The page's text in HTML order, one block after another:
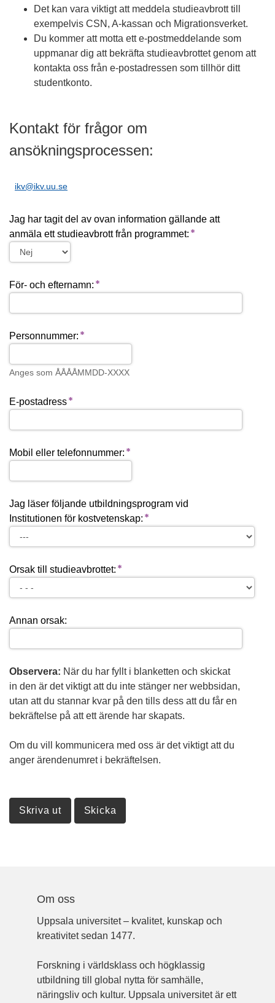
Det kan vara viktigt att meddela studieavbrott till
exempelvis CSN, A-kassan och Migrationsverket.
Du kommer att motta ett e-postmeddelande som
uppmanar dig att bekräfta studieavbrottet genom att
kontakta oss från e-postadressen som tillhör ditt
studentkonto.
Kontakt för frågor om
ansökningsprocessen:
ikv@ikv.uu.se
Jag har tagit del av ovan information gällande att
anmäla ett studieavbrott från programmet:
För- och efternamn:
Personnummer:
Anges som ÅÅÅÅMMDD-XXXX
E-postadress
Mobil eller telefonnummer:
Jag läser följande utbildningsprogram vid
Institutionen för kostvetenskap:
Orsak till studieavbrottet:
Annan orsak:
Observera: När du har fyllt i blanketten och skickat
in den är det viktigt att du inte stänger ner webbsidan,
utan att du stannar kvar på den tills dess att du får en
bekräftelse på att ett ärende har skapats.
Om du vill kommunicera med oss är det viktigt att du
anger ärendenumret i bekräftelsen.
Om oss
Uppsala universitet – kvalitet, kunskap och
kreativitet sedan 1477.
Forskning i världsklass och högklassig
utbildning till global nytta för samhälle,
näringsliv och kultur. Uppsala universitet är ett